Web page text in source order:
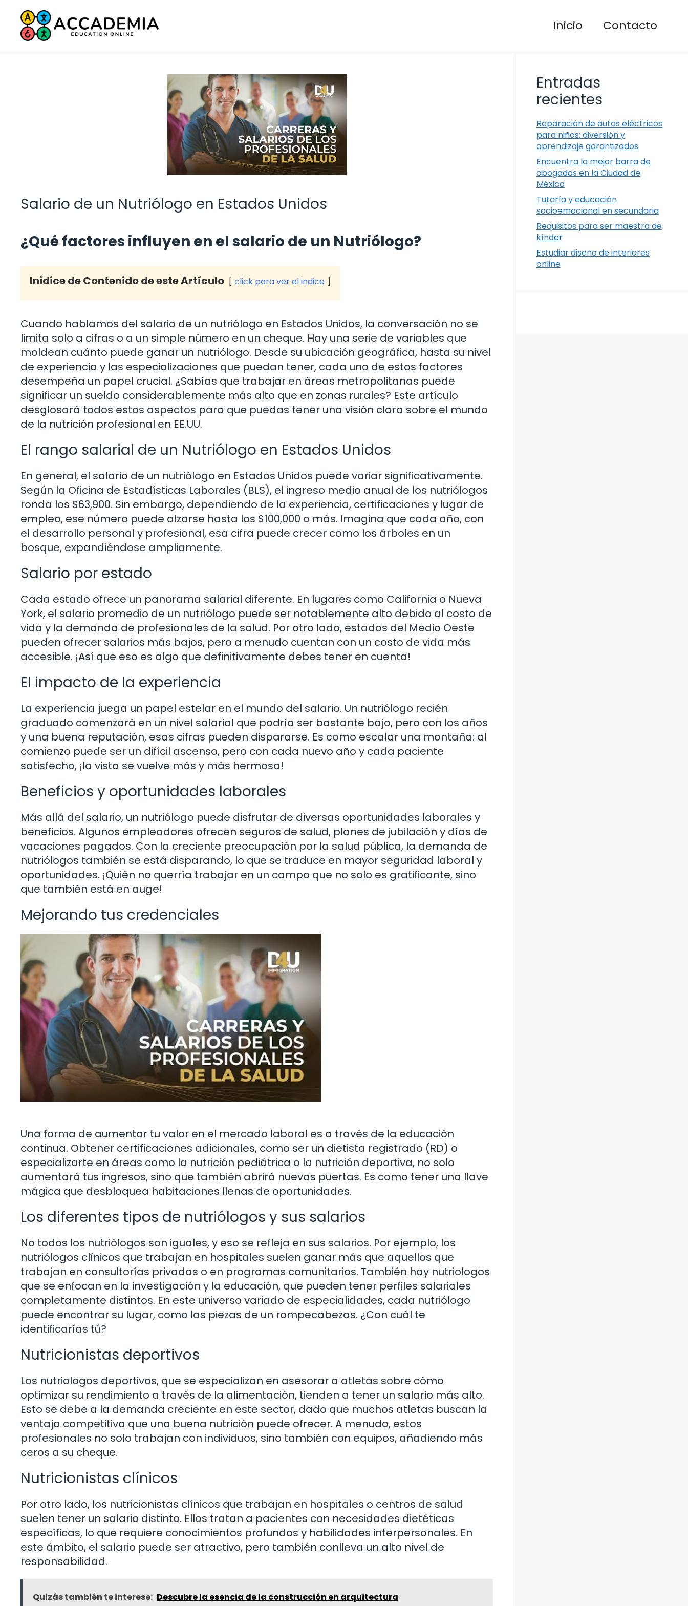
Saltar
contenido
Inicio Contacto
Salario de un Nutriólogo en Estados Unidos
¿Qué factores influyen en el salario de un Nutriólogo?
Inidice de Contenido de este Artículo click para ver el indice
Cuando hablamos del salario de un nutriólogo en Estados Unidos, la conversación no se
limita solo a cifras o a un simple número en un cheque. Hay una serie de variables que
moldean cuánto puede ganar un nutriólogo. Desde su ubicación geográfica, hasta su nivel
de experiencia y las especializaciones que puedan tener, cada uno de estos factores
desempeña un papel crucial. ¿Sabías que trabajar en áreas metropolitanas puede
significar un sueldo considerablemente más alto que en zonas rurales? Este artículo
desglosará todos estos aspectos para que puedas tener una visión clara sobre el mundo
de la nutrición profesional en EE.UU.
El rango salarial de un Nutriólogo en Estados Unidos
En general, el salario de un nutriólogo en Estados Unidos puede variar significativamente.
Según la Oficina de Estadísticas Laborales (BLS), el ingreso medio anual de los nutriólogos
ronda los $63,900. Sin embargo, dependiendo de la experiencia, certificaciones y lugar de
empleo, ese número puede alzarse hasta los $100,000 o más. Imagina que cada año, con
el desarrollo personal y profesional, esa cifra puede crecer como los árboles en un
bosque, expandiéndose ampliamente.
Salario por estado
Cada estado ofrece un panorama salarial diferente. En lugares como California o Nueva
York, el salario promedio de un nutriólogo puede ser notablemente alto debido al costo de
vida y la demanda de profesionales de la salud. Por otro lado, estados del Medio Oeste
pueden ofrecer salarios más bajos, pero a menudo cuentan con un costo de vida más
accesible. ¡Así que eso es algo que definitivamente debes tener en cuenta!
El impacto de la experiencia
La experiencia juega un papel estelar en el mundo del salario. Un nutriólogo recién
graduado comenzará en un nivel salarial que podría ser bastante bajo, pero con los años
y una buena reputación, esas cifras pueden dispararse. Es como escalar una montaña: al
comienzo puede ser un difícil ascenso, pero con cada nuevo año y cada paciente
satisfecho, ¡la vista se vuelve más y más hermosa!
Beneficios y oportunidades laborales
Más allá del salario, un nutriólogo puede disfrutar de diversas oportunidades laborales y
beneficios. Algunos empleadores ofrecen seguros de salud, planes de jubilación y días de
vacaciones pagados. Con la creciente preocupación por la salud pública, la demanda de
nutriólogos también se está disparando, lo que se traduce en mayor seguridad laboral y
oportunidades. ¡Quién no querría trabajar en un campo que no solo es gratificante, sino
que también está en auge!
Mejorando tus credenciales
Una forma de aumentar tu valor en el mercado laboral es a través de la educación
continua. Obtener certificaciones adicionales, como ser un dietista registrado (RD) o
especializarte en áreas como la nutrición pediátrica o la nutrición deportiva, no solo
aumentará tus ingresos, sino que también abrirá nuevas puertas. Es como tener una llave
mágica que desbloquea habitaciones llenas de oportunidades.
Los diferentes tipos de nutriólogos y sus salarios
No todos los nutriólogos son iguales, y eso se refleja en sus salarios. Por ejemplo, los
nutriólogos clínicos que trabajan en hospitales suelen ganar más que aquellos que
trabajan en consultorías privadas o en programas comunitarios. También hay nutriologos
que se enfocan en la investigación y la educación, que pueden tener perfiles salariales
completamente distintos. En este universo variado de especialidades, cada nutriólogo
puede encontrar su lugar, como las piezas de un rompecabezas. ¿Con cuál te
identificarías tú?
Nutricionistas deportivos
Los nutriologos deportivos, que se especializan en asesorar a atletas sobre cómo
optimizar su rendimiento a través de la alimentación, tienden a tener un salario más alto.
Esto se debe a la demanda creciente en este sector, dado que muchos atletas buscan la
ventaja competitiva que una buena nutrición puede ofrecer. A menudo, estos
profesionales no solo trabajan con individuos, sino también con equipos, añadiendo más
ceros a su cheque.
Nutricionistas clínicos
Por otro lado, los nutricionistas clínicos que trabajan en hospitales o centros de salud
suelen tener un salario distinto. Ellos tratan a pacientes con necesidades dietéticas
específicas, lo que requiere conocimientos profundos y habilidades interpersonales. En
este ámbito, el salario puede ser atractivo, pero también conlleva un alto nivel de
responsabilidad.
Quizás también te interese: Descubre la esencia de la construcción en arquitectura
Entradas
recientes
Reparación de autos eléctricos
para niños: diversión y
aprendizaje garantizados
Encuentra la mejor barra de
abogados en la Ciudad de
México
Tutoría y educación
socioemocional en secundaria
Requisitos para ser maestra de
kínder
Estudiar diseño de interiores
online